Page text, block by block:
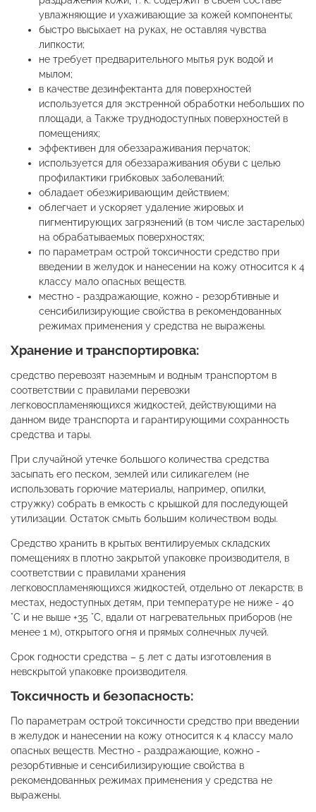
увлажняющие и ухаживающие за кожей компоненты;
быстро высыхает на руках, не оставляя чувства
липкости;
не требует предварительного мытья рук водой и
мылом;
в качестве дезинфектанта для поверхностей
используется для экстренной обработки небольших по
площади, а Также труднодоступных поверхностей в
помещениях;
эффективен для обеззараживания перчаток;
используется для обеззараживания обуви с целью
профилактики грибковых заболеваний;
обладает обезжиривающим действием;
облегчает и ускоряет удаление жировых и
пигментирующих загрязнений (в том числе застарелых)
на обрабатываемых поверхностях;
по параметрам острой токсичности средство при
введении в желудок и нанесении на кожу относится к 4
классу мало опасных веществ.
местно - раздражающие, кожно - резорбтивные и
сенсибилизирующие свойства в рекомендованных
режимах применения у средства не выражены.
Хранение и транспортировка:
средство перевозят наземным и водным транспортом в
соответствии с правилами перевозки
легковоспламеняющихся жидкостей, действующими на
данном виде транспорта и гарантирующими сохранность
средства и тары.
При случайной утечке большого количества средства
засыпать его песком, землей или силикагелем (не
использовать горючие материалы, например, опилки,
стружку) собрать в емкость с крышкой для последующей
утилизации. Остаток смыть большим количеством воды.
Средство хранить в крытых вентилируемых складских
помещениях в плотно закрытой упаковке производителя, в
соответствии с правилами хранения
легковоспламеняющихся жидкостей, отдельно от лекарств; в
местах, недоступных детям, при температуре не ниже - 40
°С и не выше +35 °С, вдали от нагревательных приборов (не
менее 1 м), открытого огня и прямых солнечных лучей.
Срок годности средства – 5 лет с даты изготовления в
невскрытой упаковке производителя.
Токсичность и безопасность:
По параметрам острой токсичности средство при введении
в желудок и нанесении на кожу относится к 4 классу мало
опасных веществ. Местно - раздражающие, кожно -
резорбтивные и сенсибилизирующие свойства в
рекомендованных режимах применения у средства не
выражены.